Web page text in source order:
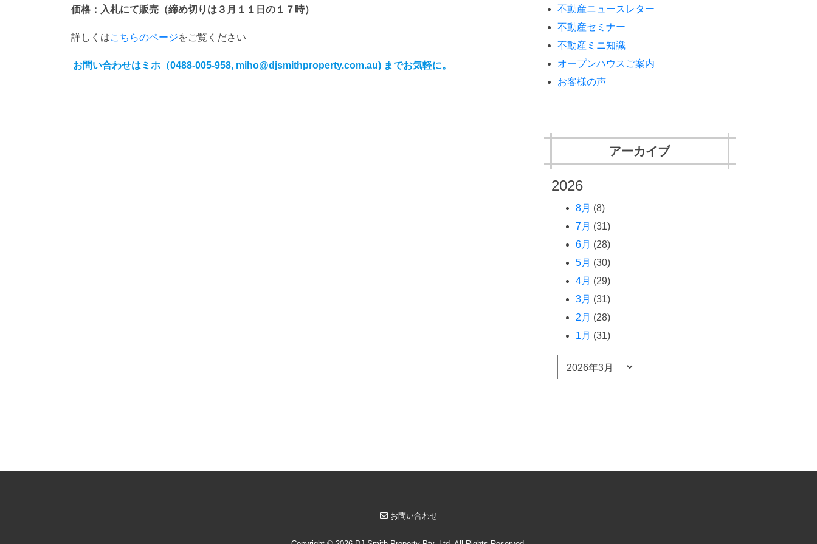
価格：入札にて販売（締め切りは３月１１日の１７時）
詳しくはこちらのページをご覧ください
お問い合わせはミホ（0488-005-958, miho@djsmithproperty.com.au) までお気軽に。
不動産ニュースレター
不動産セミナー
不動産ミニ知識
オープンハウスご案内
お客様の声
アーカイブ
2026
8月 (8)
7月 (31)
6月 (28)
5月 (30)
4月 (29)
3月 (31)
2月 (28)
1月 (31)
ー
お問い合わせ